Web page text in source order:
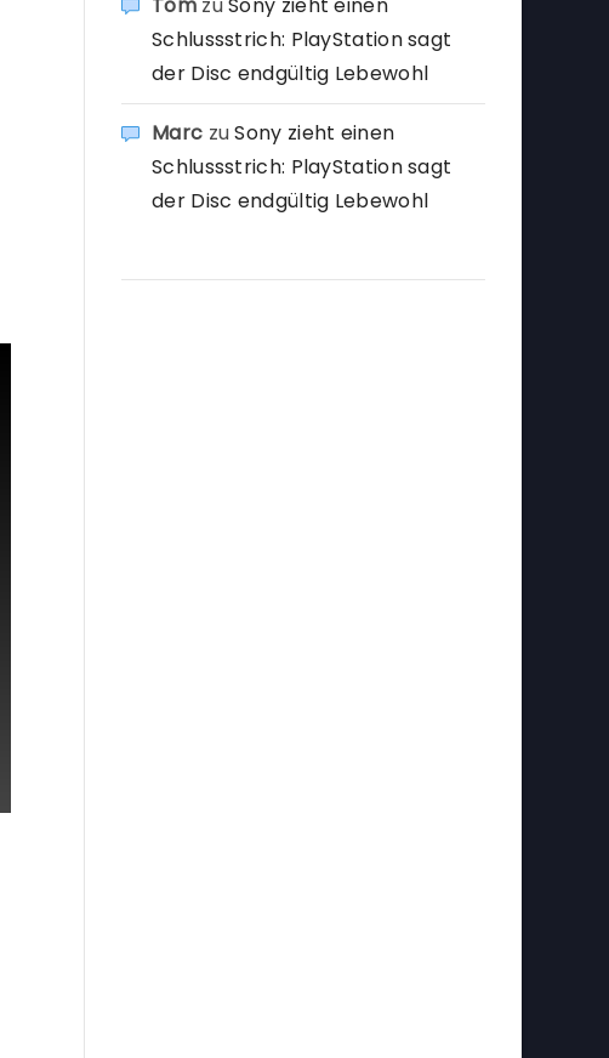
Schlussstrich: PlayStation sagt
der Disc endgültig Lebewohl
Marc zuSony zieht einen
Schlussstrich: PlayStation sagt
der Disc endgültig Lebewohl